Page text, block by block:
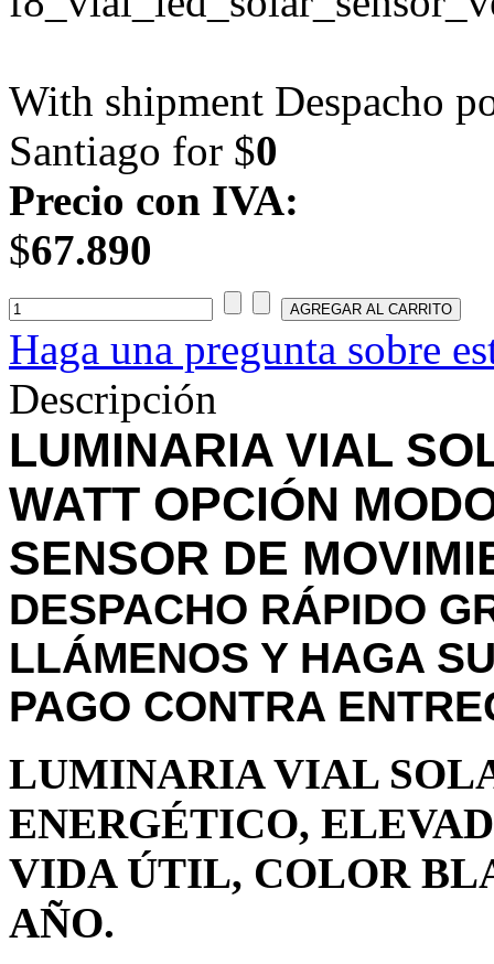
With shipment Despacho
Santiago for $0
Precio con IVA:
$67.890
Haga una pregunta sobre
Descripción
LUMINARIA VIAL
WATT OPCIÓN
SENSOR DE
DESPACHO RÁPIDO
LLÁMENOS Y HAGA
PAGO CONTRA
LUMINARIA VIAL
ENERGÉTICO,
VIDA ÚTIL, COLOR
AÑO.